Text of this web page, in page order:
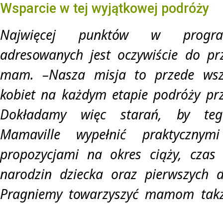
Wsparcie w tej wyjątkowej podróży
Najwięcej punktów w
adresowanych jest oczywiście do
mam. –Nasza misja to przede
kobiet na każdym etapie podróży
Dokładamy więc starań, by
Mamaville wypełnić
propozycjami na okres ciąży,
narodzin dziecka oraz pierwszych
Pragniemy towarzyszyć mamom